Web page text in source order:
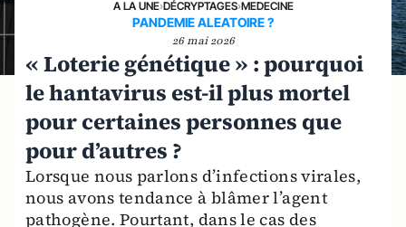
A LA UNE›DÉCRYPTAGES›MEDECINE
PANDEMIE ALEATOIRE ?
26 mai 2026
« Loterie génétique » : pourquoi
le hantavirus est-il plus mortel
pour certaines personnes que
pour d’autres ?
Lorsque nous parlons d’infections virales,
nous avons tendance à blâmer l’agent
pathogène. Pourtant, dans le cas des